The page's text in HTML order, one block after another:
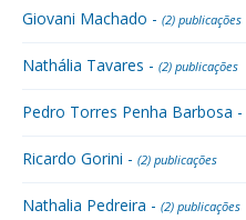
Giovani Machado - (2) publicações
Nathália Tavares - (2) publicações
Pedro Torres Penha Barbosa -
Ricardo Gorini - (2) publicações
Nathalia Pedreira - (2) publicações